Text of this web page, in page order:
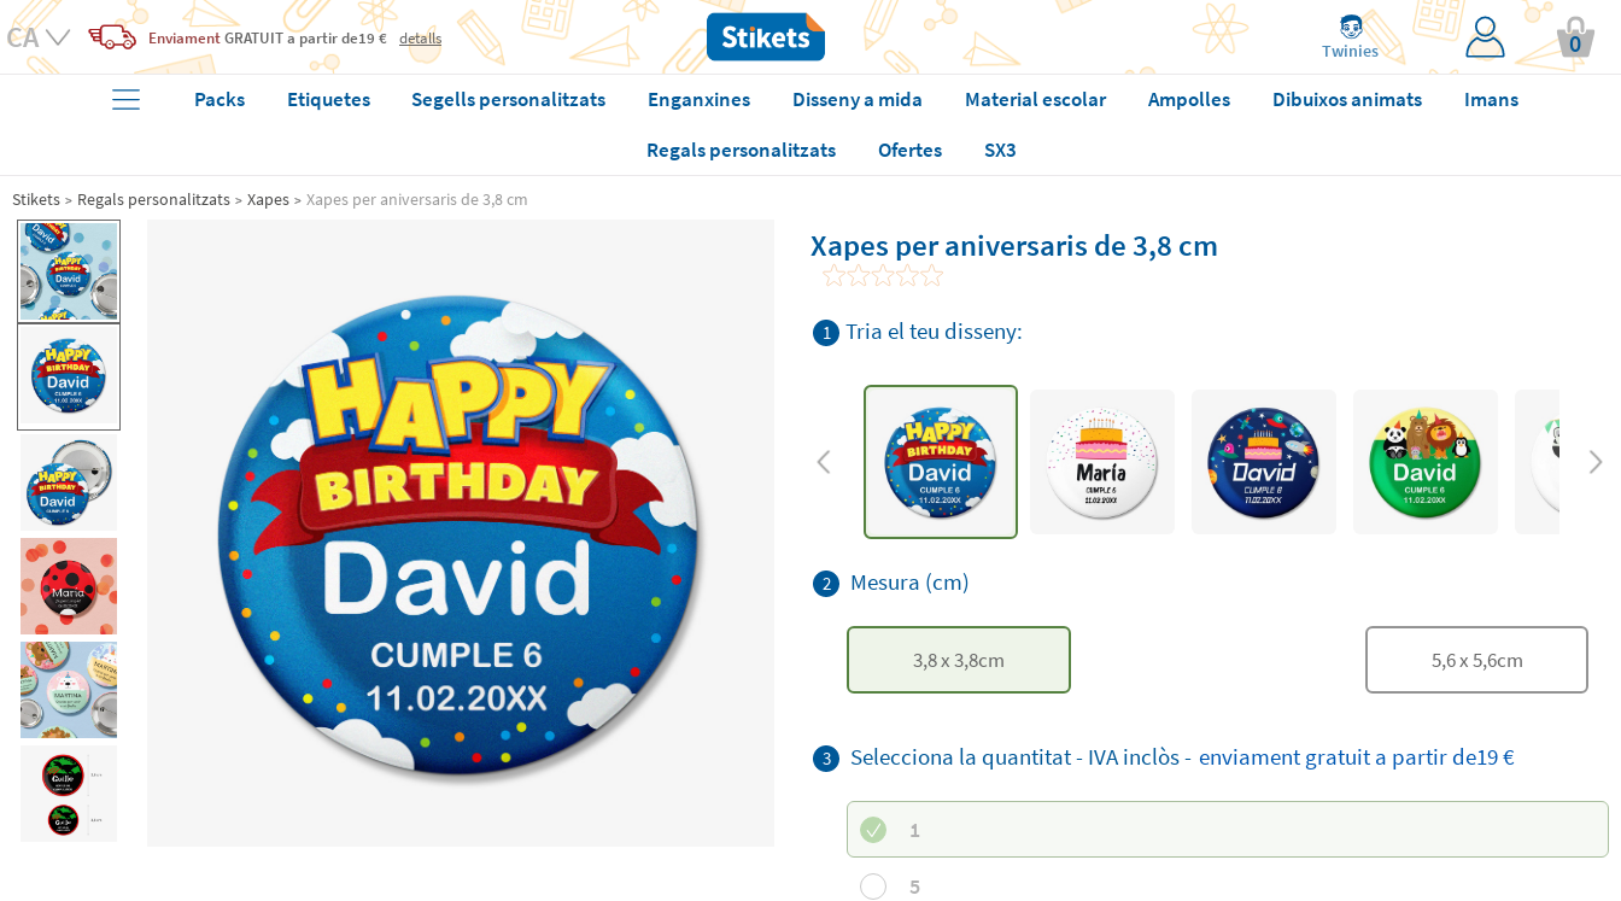
EnviamentGRATUITa partir de19 € detalls
Twinies 0
Packs Etiquetes Segells personalitzats Enganxines Disseny a mida Material escolar Ampolles Dibuixos animats
Imans
Regals personalitzats
Ofertes SX3
Stikets Regals personalitzats Xapes Xapes per aniversaris de 3,8 cm
Xapes per aniversaris de 3,8 cm
1 Tria el teu disseny:
2 Mesura (cm)
3,8x3,8cm 5,6x5,6cm
3 Selecciona la quantitat - IVA inclòs- enviament gratuit a partir de19 €
1
5